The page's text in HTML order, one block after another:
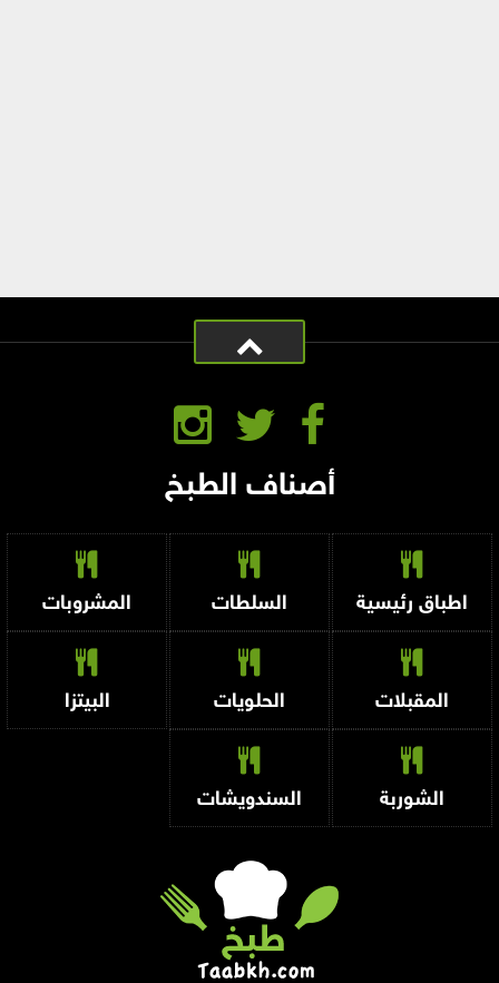
أصناف الطبخ
اطباق رئيسية السلطات المشروبات
المقبلات الحلويات البيتزا
الشوربة السندويشات